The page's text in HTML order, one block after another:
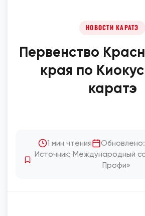
НОВОСТИ КАРАТЭ
Первенство
края по
каратэ
1 мин чтения
Источник: Международный
Профи»